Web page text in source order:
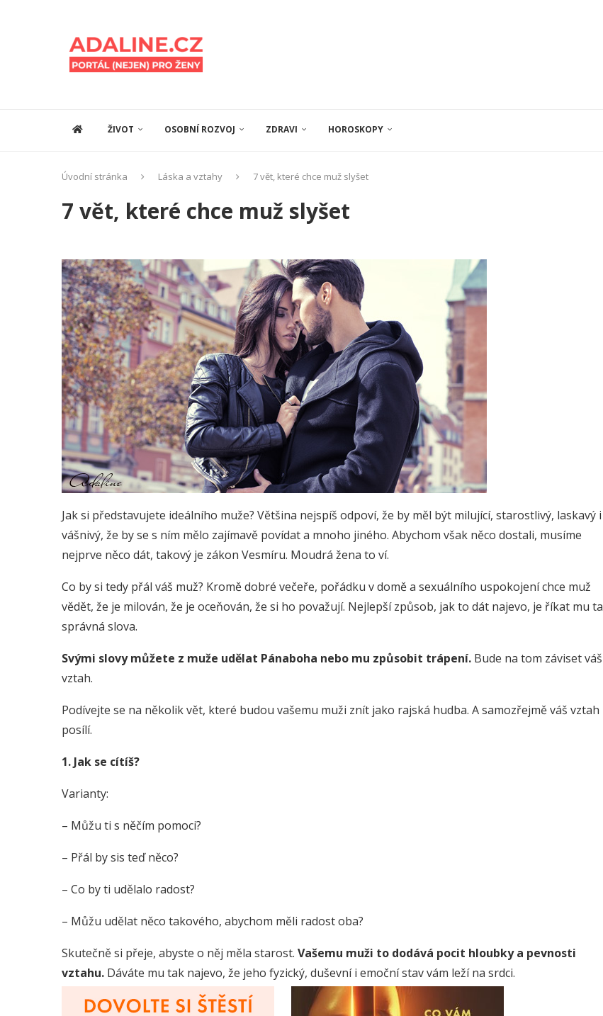
ŽIVOT OSOBNÍ ROZVOJ ZDRAVI HOROSKOPY
Úvodní stránka Láska a vztahy 7 vět, které chce muž slyšet
7 vět, které chce muž slyšet
Jak si představujete ideálního muže? Většina nejspíš odpoví, že by měl být milující, starostlivý, laskavý i
vášnivý, že by se s ním mělo zajímavě povídat a mnoho jiného. Abychom však něco dostali, musíme
nejprve něco dát, takový je zákon Vesmíru. Moudrá žena to ví.
Co by si tedy přál váš muž? Kromě dobré večeře, pořádku v domě a sexuálního uspokojení chce muž
vědět, že je milován, že je oceňován, že si ho považují. Nejlepší způsob, jak to dát najevo, je říkat mu ta
správná slova.
Svými slovy můžete z muže udělat Pánaboha nebo mu způsobit trápení. Bude na tom záviset váš
vztah.
Podívejte se na několik vět, které budou vašemu muži znít jako rajská hudba. A samozřejmě váš vztah
posílí.
1. Jak se cítíš?
Varianty:
– Můžu ti s něčím pomoci?
– Přál by sis teď něco?
– Co by ti udělalo radost?
– Můžu udělat něco takového, abychom měli radost oba?
Skutečně si přeje, abyste o něj měla starost. Vašemu muži to dodává pocit hloubky a pevnosti
vztahu. Dáváte mu tak najevo, že jeho fyzický, duševní i emoční stav vám leží na srdci.